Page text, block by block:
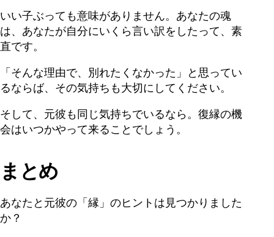
いい子ぶっても意味がありません。あなたの魂
は、あなたが自分にいくら言い訳をしたって、素
直です。
「そんな理由で、別れたくなかった」と思ってい
るならば、その気持ちも大切にしてください。
そして、元彼も同じ気持ちでいるなら。復縁の機
会はいつかやって来ることでしょう。
まとめ
あなたと元彼の「縁」のヒントは見つかりました
か？